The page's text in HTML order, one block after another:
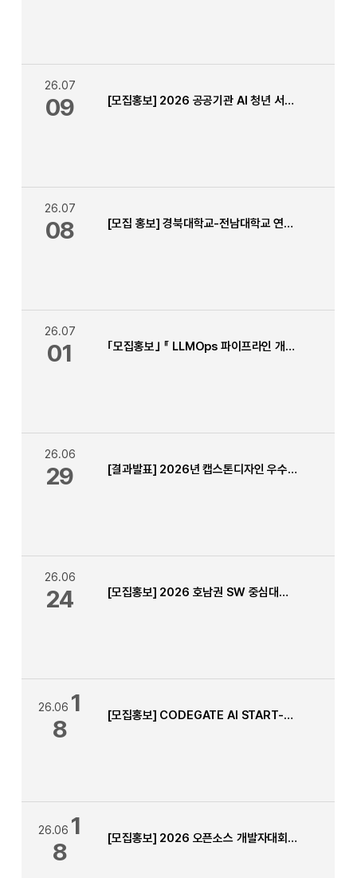
26.07
09 [모집홍보] 2026 공공기관 AI 청년 서포터즈 모집
26.07
08 [모집 홍보] 경북대학교-전남대학교 연합 Physical AI 자율주행 캠프
26.07
01 ｢모집홍보｣ 『 LLMOps 파이프라인 개발 』 교육 2026학년 2학기 자유학기(자유교과목) 신청 안내
26.06
29 [결과발표] 2026년 캡스톤디자인 우수작품 경진대회 발표평가 결과 안내
26.06
24 [모집홍보] 2026 호남권 SW 중심대학 LLM 해커톤 경진대회
26.06 1
8
[모집홍보] CODEGATE AI START-UP 해커톤[HANCOM]
26.06 1
8
[모집홍보] 2026 오픈소스 개발자대회 모집 안내